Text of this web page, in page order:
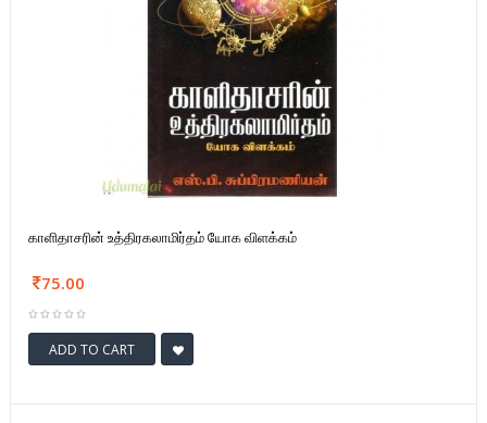
காளிதாசரின் உத்திரகலாமிர்தம் யோக விளக்கம்
75.00
ADD TO CART